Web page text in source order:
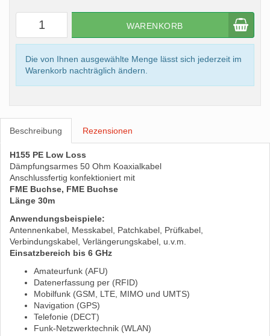
WARENKORB
Die von Ihnen ausgewählte Menge lässt sich jederzeit im
Warenkorb nachträglich ändern.
Beschreibung Rezensionen
H155 PE Low Loss
Dämpfungsarmes 50 Ohm Koaxialkabel
Anschlussfertig konfektioniert mit
FME Buchse, FME Buchse
Länge 30m
Anwendungsbeispiele:
Antennenkabel, Messkabel, Patchkabel, Prüfkabel,
Verbindungskabel, Verlängerungskabel, u.v.m.
Einsatzbereich bis 6 GHz
Amateurfunk (AFU)
Datenerfassung per (RFID)
Mobilfunk (GSM, LTE, MIMO und UMTS)
Navigation (GPS)
Telefonie (DECT)
Funk-Netzwerktechnik (WLAN)